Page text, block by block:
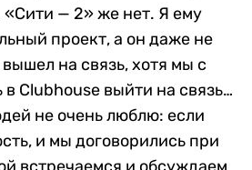
— 2» же нет. Я ему
проект, а он даже не
на связь, хотя мы с
Clubhouse выйти на связь…
не очень люблю: если
и мы договорились при